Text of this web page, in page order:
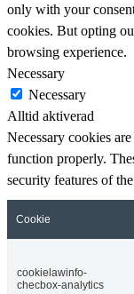
only with your
cookies. But opting
browsing experience.
Necessary
Necessary
Alltid aktiverad
Necessary cookies
function properly.
security features of
Cookie
cookielawinfo-
checbox-analytics